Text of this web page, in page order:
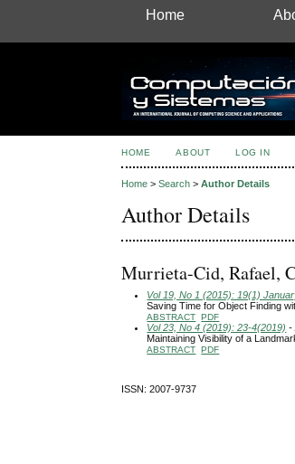
Home
HOME ABOUT LOG IN
Home >Search >Author Details
Author Details
Murrieta-Cid, Rafael,
Vol 19, No 1 (2015): 19(1)
Saving Time for Object Finding
ABSTRACT PDF
Vol 23, No 4 (2019): 23-4(2019) -
Maintaining Visibility of a
ABSTRACT PDF
ISSN: 2007-9737